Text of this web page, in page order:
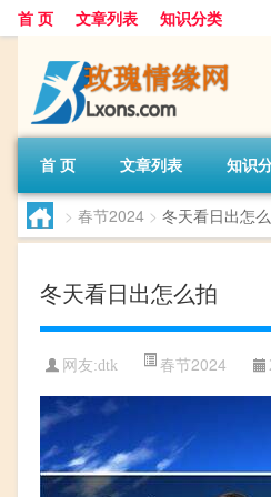
首 页 文章列表 知识分类
首 页 文章列表 知识
> 春节2024 > 冬天看日出怎
冬天看日出怎么拍
网友:dtk 春节2024